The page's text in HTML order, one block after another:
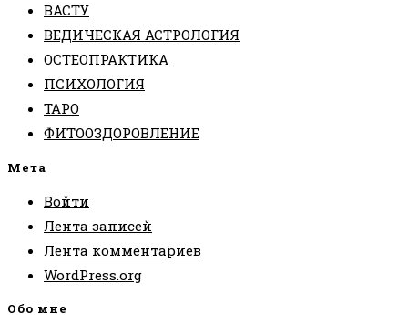
ВАСТУ
ВЕДИЧЕСКАЯ АСТРОЛОГИЯ
ОСТЕОПРАКТИКА
ПСИХОЛОГИЯ
ТАРО
ФИТООЗДОРОВЛЕНИЕ
Мета
Войти
Лента записей
Лента комментариев
WordPress.org
Обо мне